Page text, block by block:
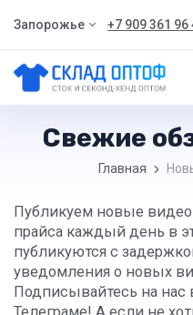
Запорожье +7 909 361 96
Свежие
Главная
Публикуем новые
прайса каждый день в
публикуются с
уведомления о новых
Подписывайтесь на нас